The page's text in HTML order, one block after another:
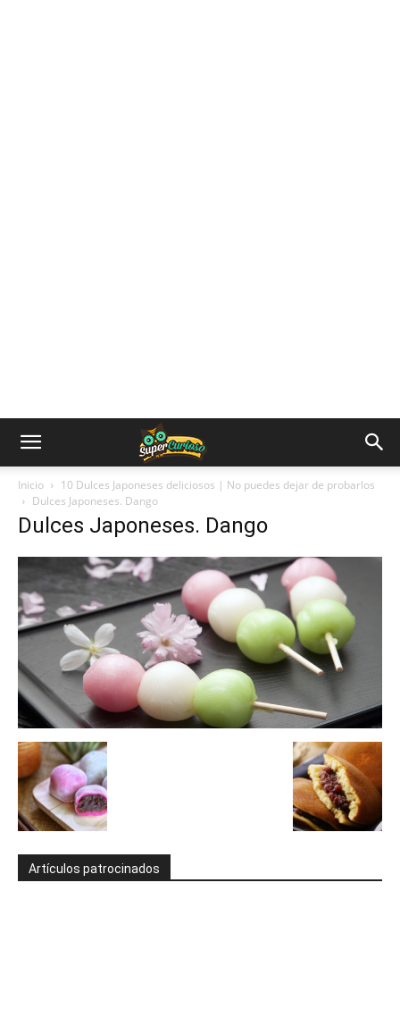
Inicio
10 Dulces Japoneses deliciosos | No puedes dejar de probarlos
Dulces Japoneses. Dango
Dulces Japoneses. Dango
Artículos patrocinados